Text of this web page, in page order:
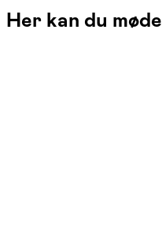
Her kan du møde